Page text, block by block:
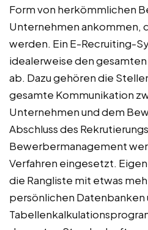
Form von herkömmlichen
Unternehmen ankommen,
werden. Ein E-Recruiting-
idealerweise den
ab. Dazu gehören die
gesamte Kommunikation
Unternehmen und dem
Abschluss des
Bewerbermanagement
Verfahren eingesetzt.
die Rangliste mit etwas
persönlichen Datenbanken